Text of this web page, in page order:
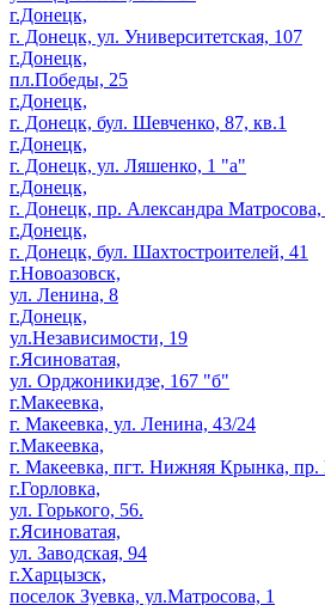
г.Донецк,
г. Донецк, ул. Университетская, 107
г.Донецк,
пл.Победы, 25
г.Донецк,
г. Донецк, бул. Шевченко, 87, кв.1
г.Донецк,
г. Донецк, ул. Ляшенко, 1 "а"
г.Донецк,
г. Донецк, пр. Александра Матросова,
г.Донецк,
г. Донецк, бул. Шахтостроителей, 41
г.Новоазовск,
ул. Ленина, 8
г.Донецк,
ул.Независимости, 19
г.Ясиноватая,
ул. Орджоникидзе, 167 "б"
г.Макеевка,
г. Макеевка, ул. Ленина, 43/24
г.Макеевка,
г. Макеевка, пгт. Нижняя Крынка,
г.Горловка,
ул. Горького, 56.
г.Ясиноватая,
ул. Заводская, 94
г.Харцызск,
поселок Зуевка, ул.Матросова, 1